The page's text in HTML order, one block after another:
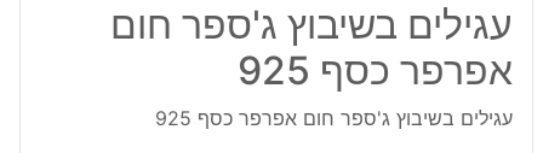
עגילים בשיבוץ ג'ספר חום
אפרפר כסף 925
עגילים בשיבוץ ג'ספר חום אפרפר כסף 925